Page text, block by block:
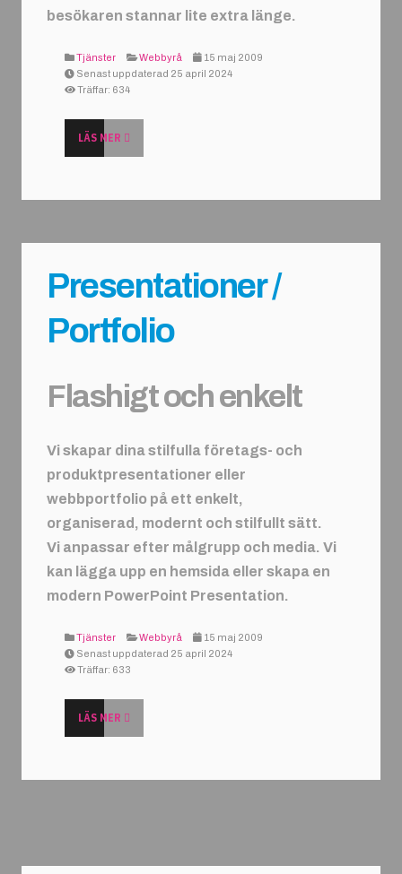
besökaren stannar lite extra länge.
Tjänster Webbyrå
15 maj 2009
Senast uppdaterad 25 april 2024
Träffar: 634
LÄS MER
Presentationer /
Portfolio
Flashigt och enkelt
Vi skapar dina stilfulla företags- och
produktpresentationer eller
webbportfolio på ett enkelt,
organiserad, modernt och stilfullt sätt.
Vi anpassar efter målgrupp och media. Vi
kan lägga upp en hemsida eller skapa en
modern PowerPoint Presentation.
Tjänster Webbyrå
15 maj 2009
Senast uppdaterad 25 april 2024
Träffar: 633
LÄS MER